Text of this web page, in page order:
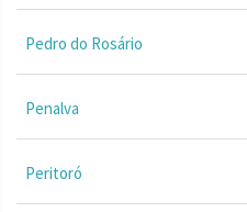
Pedro do Rosário
Penalva
Peritoró